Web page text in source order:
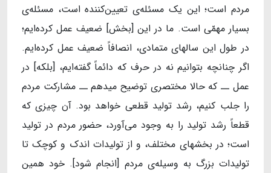
مردم است؛ این یک مسئله‌ی تعیین‌کننده است، مسئله‌ی
بسیار مهمّی است. ما در این [بخش] ضعیف عمل کرده‌ایم؛
در طول این سالهای متمادی، انصافاً ضعیف عمل کرده‌ایم.
اگر چنانچه بتوانیم نه در حرف که دائماً گفته‌ایم، [بلکه] در
عمل ــ که حالا مختصری توضیح میدهم ــ مشارکت مردم
را جلب کنیم، رشد تولید قطعی خواهد بود. آن چیزی که
قطعاً رشد تولید را به وجود می‌آورد، حضور مردم در تولید
است؛ در بخشهای مختلف، و از تولیدات اندک و کوچک تا
تولیدات بزرگ به وسیله‌ی مردم [انجام شود]. خود همین